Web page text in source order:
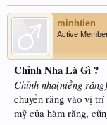
minhtien
Active
Chỉnh Nha Là Gì ?
Chỉnh nha(niềng răng)
chuyển răng vào vị
mỹ của hàm răng,